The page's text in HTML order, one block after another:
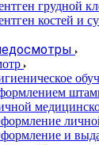
грудной
костей и
и